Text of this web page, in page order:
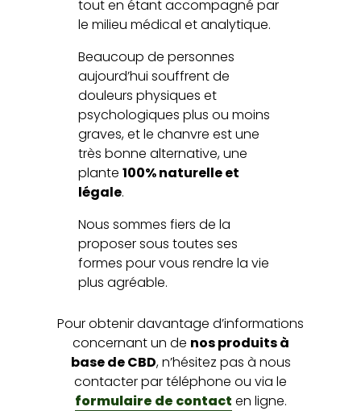
tout en étant accompagné par
le milieu médical et analytique.
Beaucoup de personnes
aujourd’hui souffrent de
douleurs physiques et
psychologiques plus ou moins
graves, et le chanvre est une
très bonne alternative, une
plante100% naturelle et
légale.
Nous sommes fiers de la
proposer sous toutes ses
formes pour vous rendre la vie
plus agréable.
Pour obtenir davantage d’informations
concernant un de nos produits à
base de CBD, n’hésitez pas à nous
contacter par téléphone ou via le
formulaire de contact en ligne.